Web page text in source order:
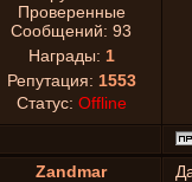
Проверенные
Сообщений: 93
Награды: 1
Репутация: 1553
Статус: Offline
Zandmar